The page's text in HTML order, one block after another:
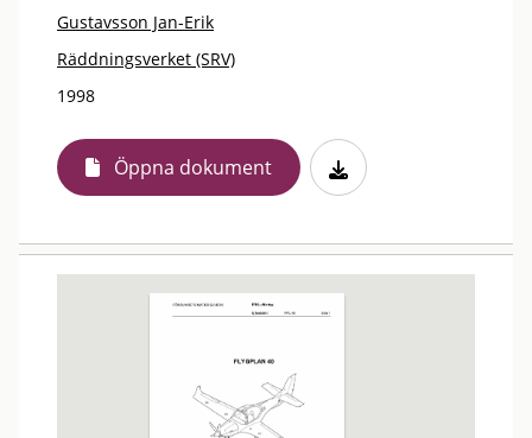
Gustavsson Jan-Erik
Räddningsverket (SRV)
1998
Öppna dokument